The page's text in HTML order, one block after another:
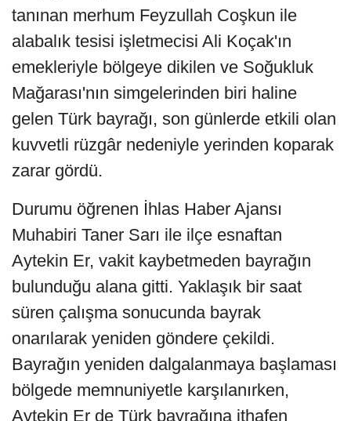
tanınan merhum Feyzullah Coşkun ile
alabalık tesisi işletmecisi Ali Koçak'ın
emekleriyle bölgeye dikilen ve Soğukluk
Mağarası'nın simgelerinden biri haline
gelen Türk bayrağı, son günlerde etkili olan
kuvvetli rüzgâr nedeniyle yerinden koparak
zarar gördü.
Durumu öğrenen İhlas Haber Ajansı
Muhabiri Taner Sarı ile ilçe esnaftan
Aytekin Er, vakit kaybetmeden bayrağın
bulunduğu alana gitti. Yaklaşık bir saat
süren çalışma sonucunda bayrak
onarılarak yeniden göndere çekildi.
Bayrağın yeniden dalgalanmaya başlaması
bölgede memnuniyetle karşılanırken,
Aytekin Er de Türk bayrağına ithafen